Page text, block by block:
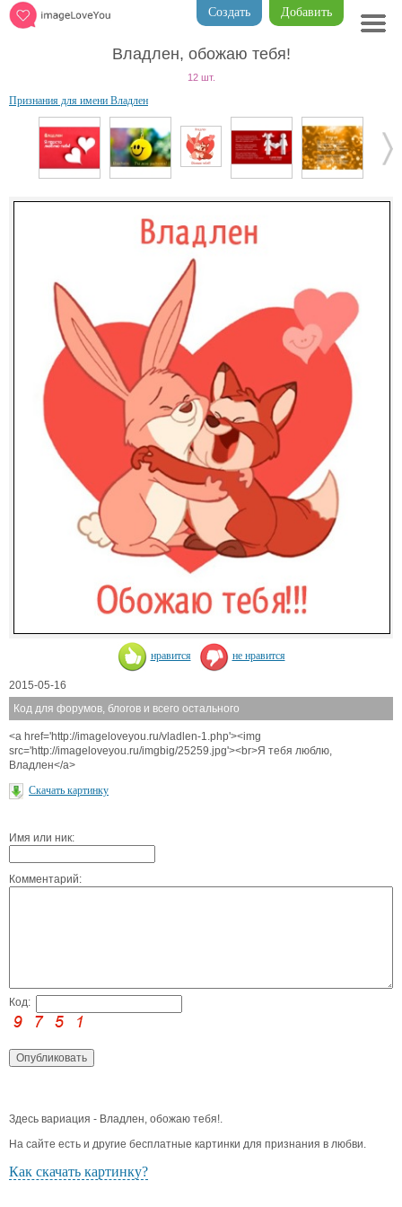
Добавить
Создать
Владлен, обожаю тебя!
12 шт.
Признания для имени Владлен
нравится не нравится
2015-05-16
Код для форумов, блогов и всего остального
<a href='http://imageloveyou.ru/vladlen-1.php'><img
src='http://imageloveyou.ru/imgbig/25259.jpg'><br>Я тебя люблю,
Владлен</a>
Скачать картинку
Имя или ник:
Комментарий:
Код:
Здесь вариация - Владлен, обожаю тебя!.
На сайте есть и другие бесплатные картинки для признания в любви.
Как скачать картинку?